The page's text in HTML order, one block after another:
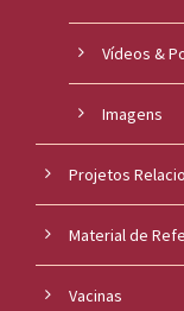
Vídeos &
Imagens
Projetos
Material de
Vacinas